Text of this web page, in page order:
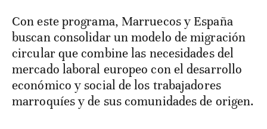
Con este programa, Marruecos y España
buscan consolidar un modelo de migración
circular que combine las necesidades del
mercado laboral europeo con el desarrollo
económico y social de los trabajadores
marroquíes y de sus comunidades de origen.